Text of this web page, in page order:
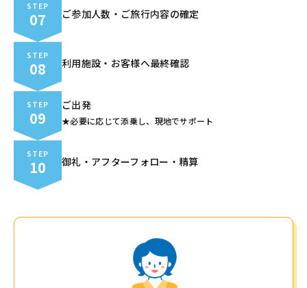
STEP
07 ご参加人数・ご旅行内容の確定
STEP
08 利用施設・お客様へ最終確認
STEP
09
ご出発
★必要に応じて添乗し、現地でサポート
STEP
10 御礼・アフターフォロー・精算